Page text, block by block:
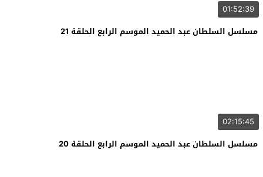
01:52:39
مسلسل السلطان عبد الحميد الموسم الرابع الحلقة 21
02:15:45
مسلسل السلطان عبد الحميد الموسم الرابع الحلقة 20